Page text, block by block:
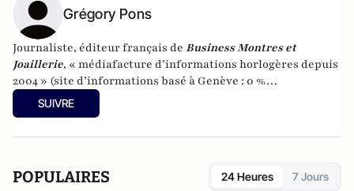
Grégory Pons
Journaliste, éditeur français de Business Montres et
Joaillerie, « médiafacture d’informations horlogères depuis
2004 » (site d’informations basé à Genève : 0 %
publicité-100 % liberté), spécialiste du marketing horloger
et de l’analyse des marchés de la montre.
SUIVRE
POPULAIRES 24 Heures 7 Jours